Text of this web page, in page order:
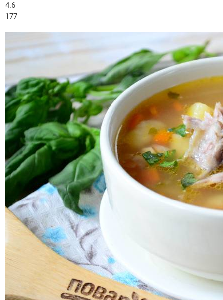
4.6
177